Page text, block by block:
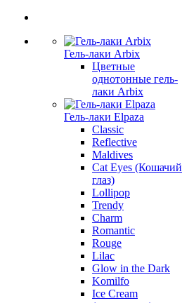
Гель-лаки Arbix
Цветные
однотонные гель-
лаки Arbix
Гель-лаки Elpaza
Classic
Reflective
Maldives
Cat Eyes (Кошачий
глаз)
Lollipop
Trendy
Charm
Romantic
Rouge
Lilac
Glow in the Dark
Komilfo
Ice Cream